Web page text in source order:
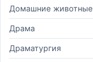
Домашние животные
Драма
Драматургия